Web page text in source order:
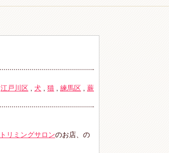
江戸川区 犬 猫 練馬区
蕨
トリミングサロンのお店、の